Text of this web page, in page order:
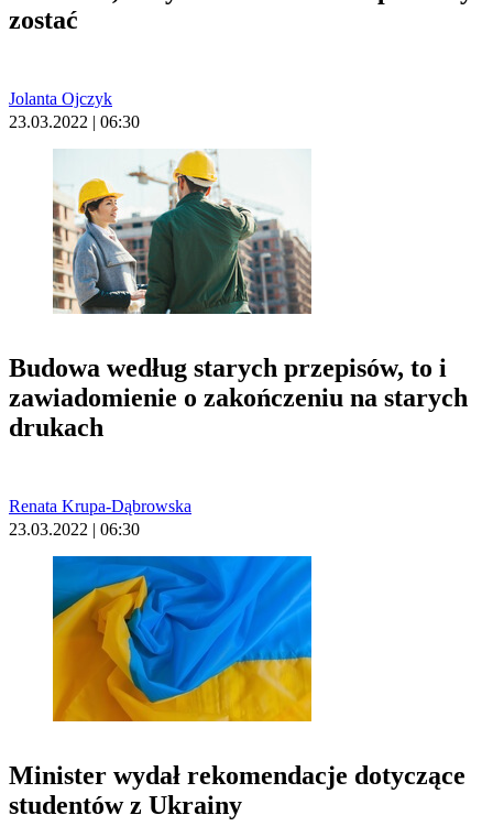
zostać
Jolanta Ojczyk
23.03.2022 | 06:30
Budowa według starych przepisów, to i
zawiadomienie o zakończeniu na starych
drukach
Renata Krupa-Dąbrowska
23.03.2022 | 06:30
Minister wydał rekomendacje dotyczące
studentów z Ukrainy